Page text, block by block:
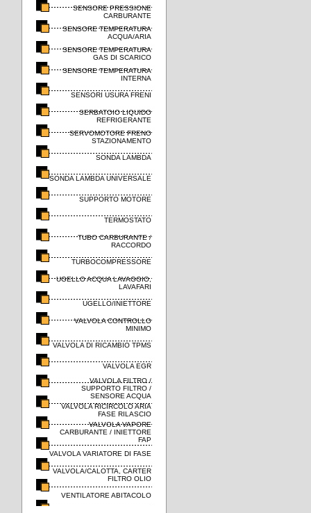
SENSORE PRESSIONE
CARBURANTE
SENSORE TEMPERATURA
ACQUA/ARIA
SENSORE TEMPERATURA
GAS DI SCARICO
SENSORE TEMPERATURA
INTERNA
SENSORI USURA FRENI
SERBATOIO LIQUIDO
REFRIGERANTE
SERVOMOTORE FRENO
STAZIONAMENTO
SONDA LAMBDA
SONDA LAMBDA UNIVERSALE
SUPPORTO MOTORE
TERMOSTATO
TUBO CARBURANTE /
RACCORDO
TURBOCOMPRESSORE
UGELLO ACQUA LAVAGGIO,
LAVAFARI
UGELLO/INIETTORE
VALVOLA CONTROLLO
MINIMO
VALVOLA DI RICAMBIO TPMS
VALVOLA EGR
VALVOLA FILTRO /
SUPPORTO FILTRO /
SENSORE ACQUA
VALVOLA RICIRCOLO ARIA
FASE RILASCIO
VALVOLA VAPORE
CARBURANTE / INIETTORE
FAP
VALVOLA VARIATORE DI FASE
VALVOLA/CALOTTA, CARTER
FILTRO OLIO
VENTILATORE ABITACOLO